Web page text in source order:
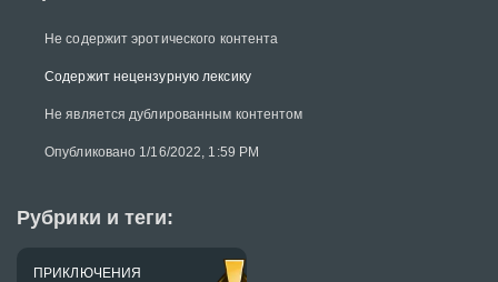
Не содержит эротического контента
Содержит нецензурную лексику
Не является дублированным контентом
Опубликовано 1/16/2022, 1:59 PM
Рубрики и теги:
ПРИКЛЮЧЕНИЯ